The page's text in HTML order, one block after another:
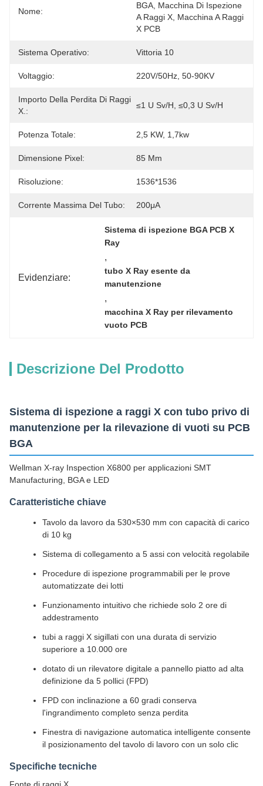
Nome:
BGA, Macchina Di Ispezione
A Raggi X, Macchina A Raggi
X PCB
Sistema Operativo: Vittoria 10
Voltaggio: 220V/50Hz, 50-90KV
Importo Della Perdita Di Raggi
X.:
≤1 U Sv/h, ≤0,3 U Sv/h
Potenza Totale: 2,5 KW, 1,7kw
Dimensione Pixel: 85 Μm
Risoluzione: 1536*1536
Corrente Massima Del Tubo: 200μA
Evidenziare:
Sistema di ispezione BGA PCB X
Ray
,
tubo X Ray esente da
manutenzione
,
macchina X Ray per rilevamento
vuoto PCB
Descrizione Del Prodotto
Sistema di ispezione a raggi X con tubo privo di
manutenzione per la rilevazione di vuoti su PCB
BGA
Wellman X-ray Inspection X6800 per applicazioni SMT
Manufacturing, BGA e LED
Caratteristiche chiave
Tavolo da lavoro da 530×530 mm con capacità di carico
di 10 kg
Sistema di collegamento a 5 assi con velocità regolabile
Procedure di ispezione programmabili per le prove
automatizzate dei lotti
Funzionamento intuitivo che richiede solo 2 ore di
addestramento
tubi a raggi X sigillati con una durata di servizio
superiore a 10.000 ore
dotato di un rilevatore digitale a pannello piatto ad alta
definizione da 5 pollici (FPD)
FPD con inclinazione a 60 gradi conserva
l'ingrandimento completo senza perdita
Finestra di navigazione automatica intelligente consente
il posizionamento del tavolo di lavoro con un solo clic
Specifiche tecniche